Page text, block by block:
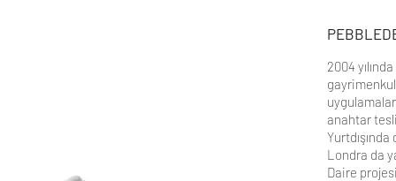
2004
anahtar
Londra da
Daire